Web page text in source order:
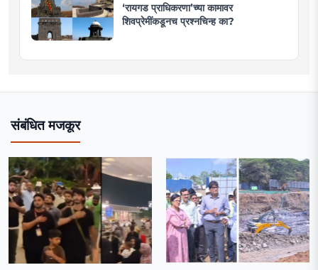
‘रायगड प्राधिकरणा’च्या कामावर
शिवप्रेमींकडूनच प्रश्नचिन्ह का?
संबंधित मजकूर